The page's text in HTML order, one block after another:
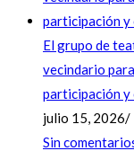
El grupo de
vecindario
participación y
julio 15, 2026/
Sin